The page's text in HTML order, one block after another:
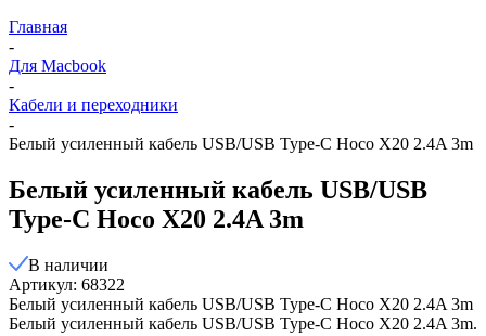
Главная
-
Для Macbook
-
Кабели и переходники
-
Белый усиленный кабель USB/USB Type-C Hoco X20 2.4A 3m
Белый усиленный кабель USB/USB
Type-C Hoco X20 2.4A 3m
В наличии
Артикул: 68322
Белый усиленный кабель USB/USB Type-C Hoco X20 2.4A 3m
Белый усиленный кабель USB/USB Type-C Hoco X20 2.4A 3m.